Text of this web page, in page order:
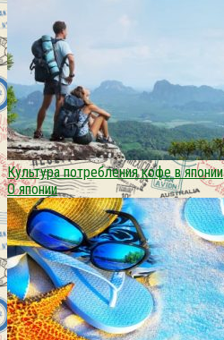
Культура потребления кофе в японии
О японии